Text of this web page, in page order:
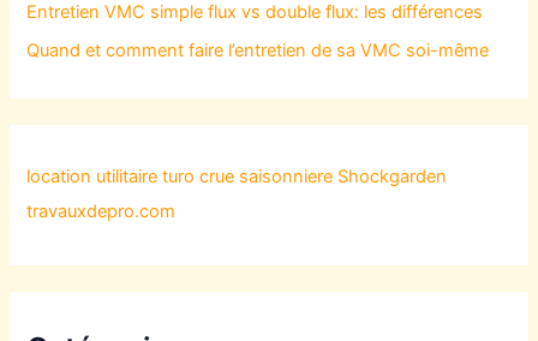
Entretien VMC simple flux vs double flux: les différences
Quand et comment faire l’entretien de sa VMC soi-même
location utilitaire turo crue saisonniere Shockgarden
travauxdepro.com